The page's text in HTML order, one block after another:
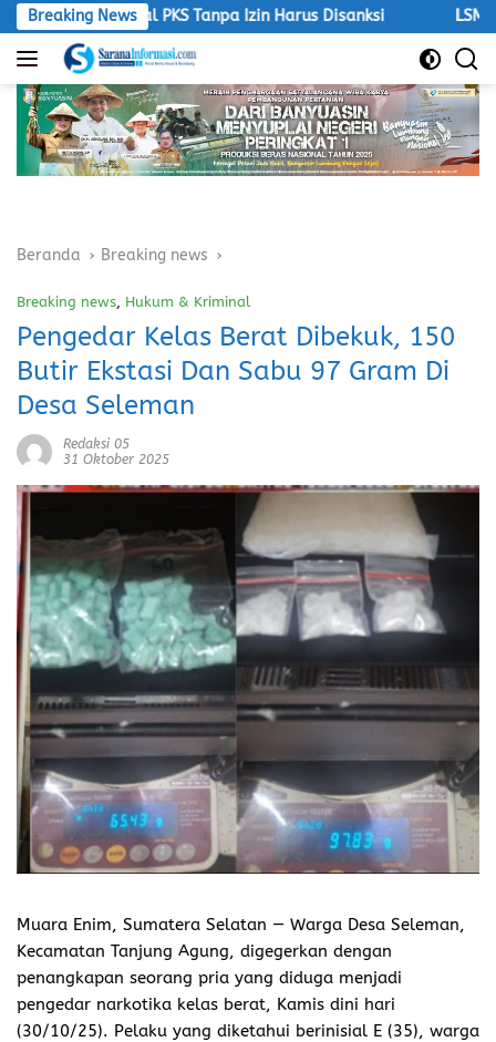
Langsung
ke
konten
Breaking News
PKS Tanpa Izin Harus Disanksi LSM Macan
Beranda Breaking news
Breaking news, Hukum & Kriminal
Pengedar Kelas Berat Dibekuk, 150
Butir Ekstasi Dan Sabu 97 Gram Di
Desa Seleman
Redaksi 05
31 Oktober 2025
Muara Enim, Sumatera Selatan — Warga Desa Seleman,
Kecamatan Tanjung Agung, digegerkan dengan
penangkapan seorang pria yang diduga menjadi
pengedar narkotika kelas berat, Kamis dini hari
(30/10/25). Pelaku yang diketahui berinisial E (35), warga